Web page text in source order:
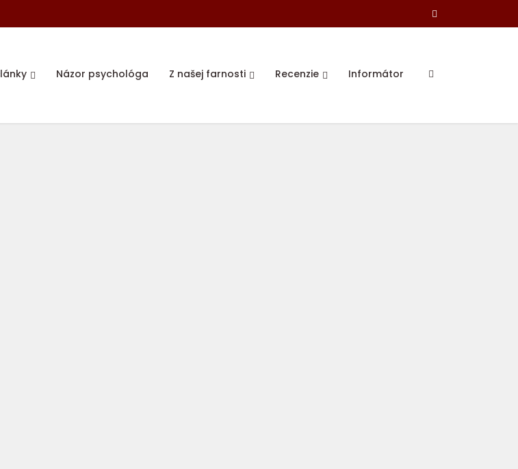
Názor psychológa Z našej farnosti Recenzie Informátor